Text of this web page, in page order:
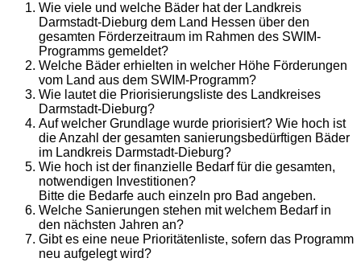
Wie viele und welche Bäder hat der Landkreis
Darmstadt-Dieburg dem Land Hessen über den
gesamten Förderzeitraum im Rahmen des SWIM-
Programms gemeldet?
Welche Bäder erhielten in welcher Höhe Förderungen
vom Land aus dem SWIM-Programm?
Wie lautet die Priorisierungsliste des Landkreises
Darmstadt-Dieburg?
Auf welcher Grundlage wurde priorisiert? Wie hoch ist
die Anzahl der gesamten sanierungsbedürftigen Bäder
im Landkreis Darmstadt-Dieburg?
Wie hoch ist der finanzielle Bedarf für die gesamten,
notwendigen Investitionen?
Bitte die Bedarfe auch einzeln pro Bad angeben.
Welche Sanierungen stehen mit welchem Bedarf in
den nächsten Jahren an?
Gibt es eine neue Prioritätenliste, sofern das Programm
neu aufgelegt wird?